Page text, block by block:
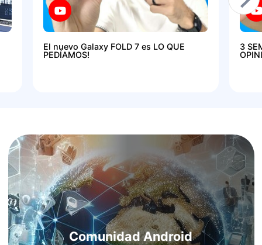
El nuevo Galaxy FOLD 7 es LO QUE
PEDÍAMOS!
3
Comunidad Android